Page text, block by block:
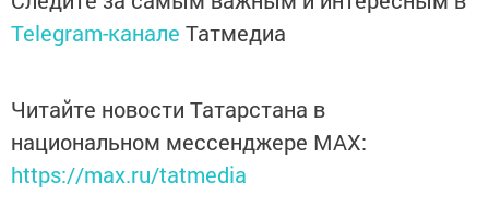
Telegram-канале Татмедиа
Читайте новости Татарстана в
национальном мессенджере MАХ:
https://max.ru/tatmedia